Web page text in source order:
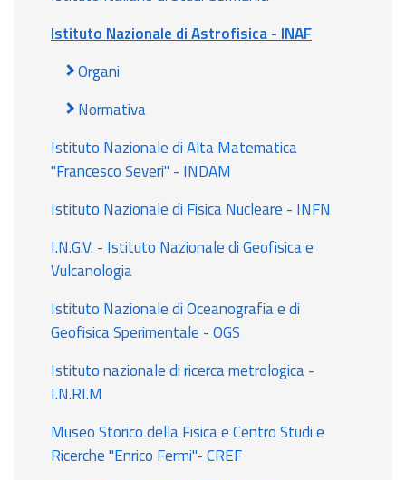
Istituto Nazionale di Astrofisica - INAF
Organi
Normativa
Istituto Nazionale di Alta Matematica
"Francesco Severi" - INDAM
Istituto Nazionale di Fisica Nucleare - INFN
I.N.G.V. - Istituto Nazionale di Geofisica e
Vulcanologia
Istituto Nazionale di Oceanografia e di
Geofisica Sperimentale - OGS
Istituto nazionale di ricerca metrologica -
I.N.RI.M
Museo Storico della Fisica e Centro Studi e
Ricerche "Enrico Fermi"- CREF